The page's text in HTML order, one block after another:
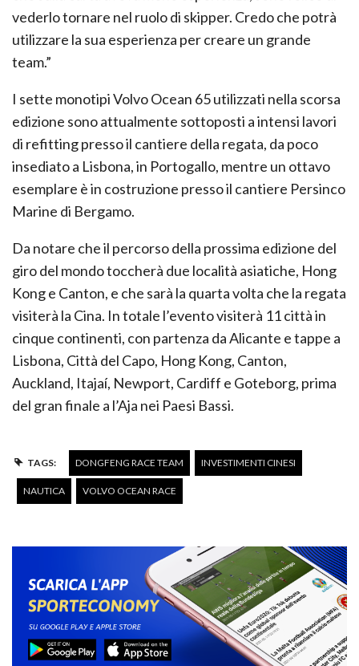
vederlo tornare nel ruolo di skipper. Credo che potrà
utilizzare la sua esperienza per creare un grande
team.”
I sette monotipi Volvo Ocean 65 utilizzati nella scorsa
edizione sono attualmente sottoposti a intensi lavori
di refitting presso il cantiere della regata, da poco
insediato a Lisbona, in Portogallo, mentre un ottavo
esemplare è in costruzione presso il cantiere Persinco
Marine di Bergamo.
Da notare che il percorso della prossima edizione del
giro del mondo toccherà due località asiatiche, Hong
Kong e Canton, e che sarà la quarta volta che la regata
visiterà la Cina. In totale l’evento visiterà 11 città in
cinque continenti, con partenza da Alicante e tappe a
Lisbona, Città del Capo, Hong Kong, Canton,
Auckland, Itajaí, Newport, Cardiff e Goteborg, prima
del gran finale a l’Aja nei Paesi Bassi.
TAGS: DONGFENG RACE TEAM INVESTIMENTI CINESI
NAUTICA VOLVO OCEAN RACE